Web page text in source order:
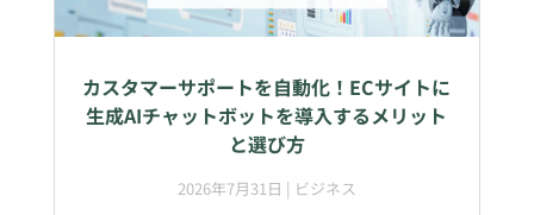
カスタマーサポートを自動化！ECサイトに
生成AIチャットボットを導入するメリット
と選び方
2026年7月31日 | ビジネス